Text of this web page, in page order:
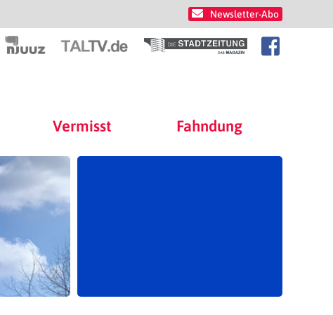
Newsletter-Abo
Vermisst Fahndung